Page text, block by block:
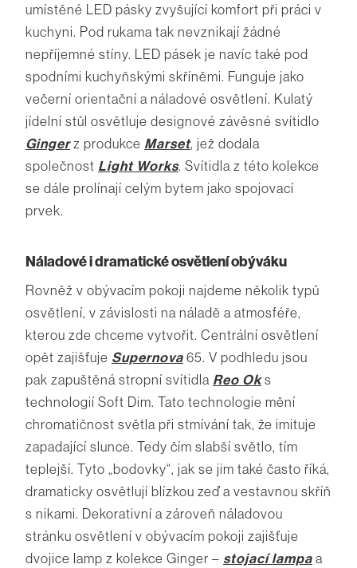
umístěné LED pásky zvyšující komfort při práci v
kuchyni. Pod rukama tak nevznikají žádné
nepříjemné stíny. LED pásek je navíc také pod
spodními kuchyňskými skříněmi. Funguje jako
večerní orientační a náladové osvětlení. Kulatý
jídelní stůl osvětluje designové závěsné svítidlo
Gingerz produkce Marset, jež dodala
společnost Light Works. Svítidla z této kolekce
se dále prolínají celým bytem jako spojovací
prvek.
Náladové i dramatické osvětlení obýváku
Rovněž v obývacím pokoji najdeme několik typů
osvětlení, v závislosti na náladě a atmosféře,
kterou zde chceme vytvořit. Centrální osvětlení
opět zajišťuje Supernova 65. V podhledu jsou
pak zapuštěná stropní svítidla Reo Oks
technologií Soft Dim. Tato technologie mění
chromatičnost světla při stmívání tak, že imituje
zapadající slunce. Tedy čím slabší světlo, tím
teplejší. Tyto „bodovky“, jak se jim také často říká,
dramaticky osvětlují blízkou zeď a vestavnou skříň
s nikami. Dekorativní a zároveň náladovou
stránku osvětlení v obývacím pokoji zajišťuje
dvojice lamp z kolekce Ginger – stojací lampa a